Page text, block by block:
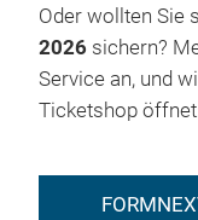
Oder wollten Sie
2026 sichern?
Service an, und
Ticketshop